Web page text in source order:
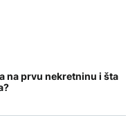
na prvu nekretninu i šta